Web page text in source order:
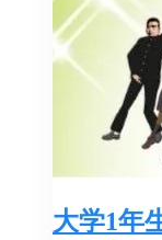
大学1年